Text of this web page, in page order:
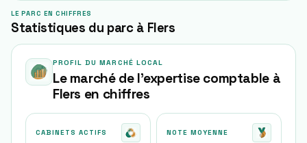
LE PARC EN CHIFFRES
Statistiques du parc à Flers
PROFIL DU MARCHÉ LOCAL
Le marché de l'expertise comptable à
Flers en chiffres
CABINETS ACTIFS NOTE MOYENNE